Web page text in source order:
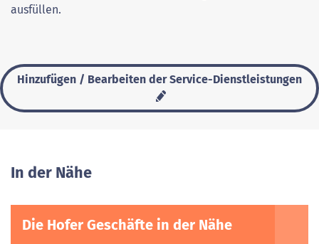
ausfüllen.
Hinzufügen / Bearbeiten der Service-Dienstleistungen
In der Nähe
Die Hofer Geschäfte in der Nähe